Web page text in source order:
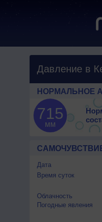
Давление в
НОРМАЛЬНОЕ
715
мм
Дата
Время суток
Облачность
Погодные явления